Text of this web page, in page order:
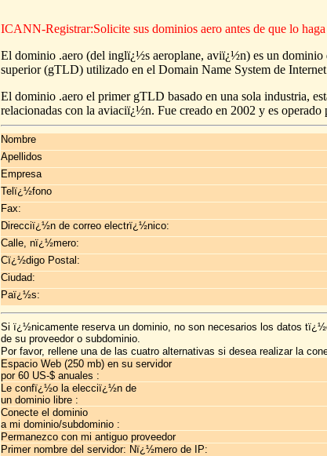
ICANN-Registrar:Solicite sus dominios aero antes de que lo
El dominio .aero (del inglï¿½s aeroplane, aviï¿½n) es un
superior (gTLD) utilizado en el Domain Name System de
El dominio .aero el primer gTLD basado en una sola industria,
relacionadas con la aviaciï¿½n. Fue creado en 2002 y es operado
Nombre
Apellidos
Empresa
Telï¿½fono
Fax:
Direcciï¿½n de correo electrï¿½nico:
Calle, nï¿½mero:
Cï¿½digo Postal:
Ciudad:
Paï¿½s:
Si ï¿½nicamente reserva un dominio, no son necesarios los datos
de su proveedor o subdominio.
Por favor, rellene una de las cuatro alternativas si desea realizar la
Espacio Web (250 mb) en su servidor
por 60 US-$ anuales :
Le confï¿½o la elecciï¿½n de
un dominio libre :
Conecte el dominio
a mi dominio/subdominio :
Permanezco con mi antiguo proveedor
Primer nombre del servidor: Nï¿½mero de IP: